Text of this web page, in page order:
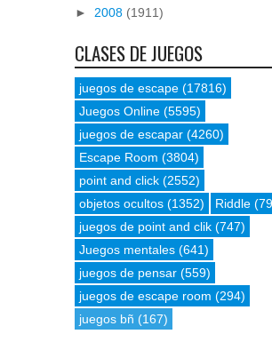
► 2008 (1911)
CLASES DE JUEGOS
juegos de escape (17816)
Juegos Online (5595)
juegos de escapar (4260)
Escape Room (3804)
point and click (2552)
objetos ocultos (1352) Riddle
juegos de point and clik (747)
Juegos mentales (641)
juegos de pensar (559)
juegos de escape room (294)
juegos bñ (167)